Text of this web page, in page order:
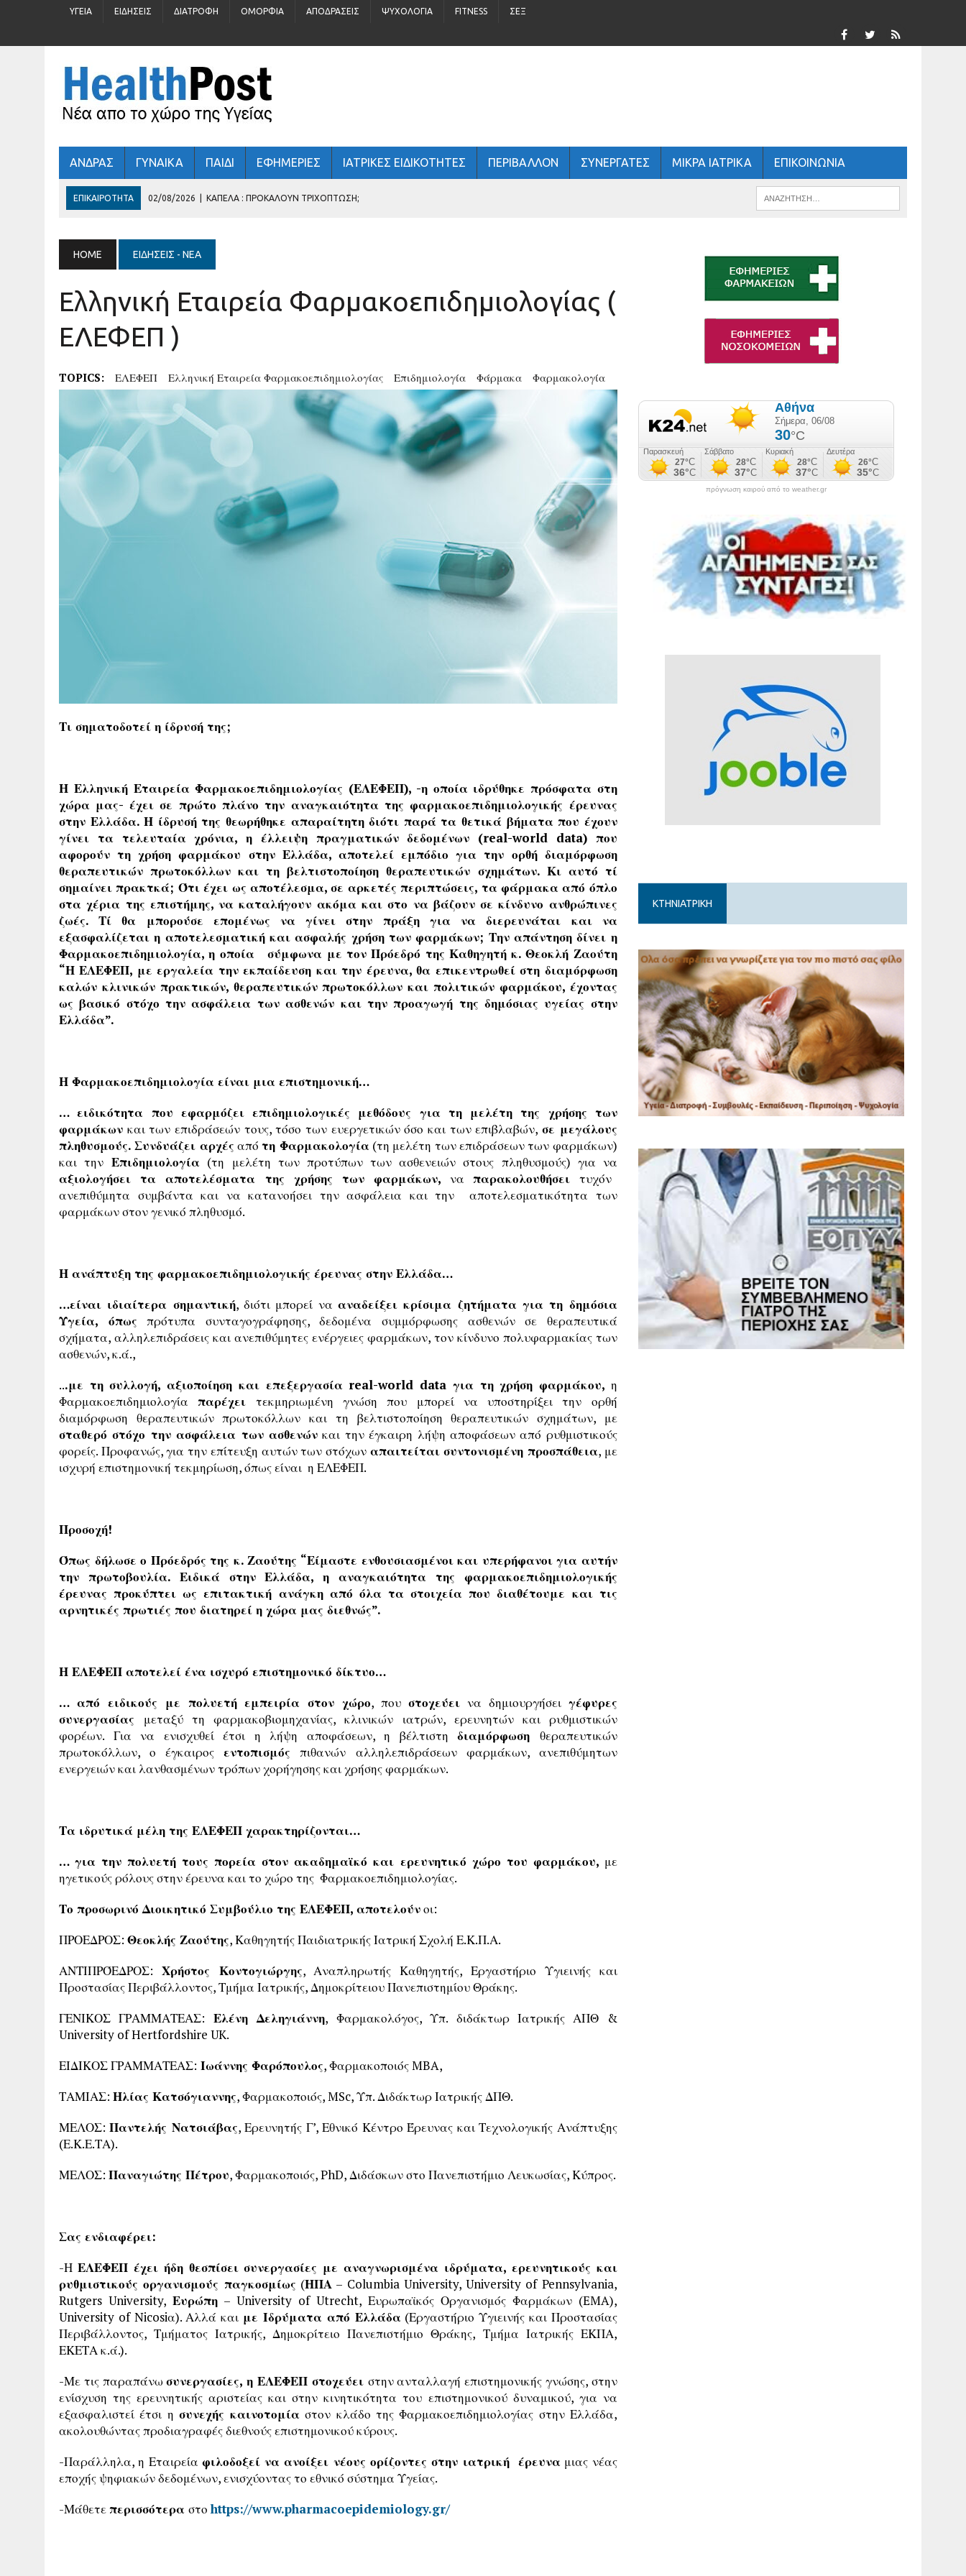
ΥΓΕΊΑ ΕΙΔΉΣΕΙΣ ΔΙΑΤΡΟΦΉ ΟΜΟΡΦΙΆ ΑΠΟΔΡΆΣΕΙΣ ΨΥΧΟΛΟΓΊΑ FITNESS ΣΈΞ
ΑΝΔΡΑΣ ΓΥΝΑΙΚΑ ΠΑΙΔΙ ΕΦΗΜΕΡΙΕΣ ΙΑΤΡΙΚΕΣ ΕΙΔΙΚΟΤΗΤΕΣ ΠΕΡΙΒΆΛΛΟΝ ΣΥΝΕΡΓΑΤΕΣ ΜΙΚΡΑ ΙΑΤΡΙΚΑ ΕΠΙΚΟΙΝΩΝΙΑ
ΕΠΙΚΑΙΡΌΤΗΤΑ 31/07/2026 ΠΡΟΛΗΠΤΙΚΌΣ ΈΛΕΓΧΟΣ ΓΙΑ ΠΑΙΔΙΆ 5 – 16 ΕΤΏΝ
03/08/2026 | ΕΛΛΗΝΙΚΉ ΚΑΡΔΙΟΛΟΓΙΚΉ ΕΤΑΙΡΕΊΑ
02/08/2026 ΚΑΠΈΛΑ : ΠΡΟΚΑΛΟΎΝ ΤΡΙΧΌΠΤΩΣΗ;
HOME ΕΙΔΉΣΕΙΣ - ΝΈΑ
Ελληνική Εταιρεία Φαρμακοεπιδημιολογίας (
ΕΛΕΦΕΠ )
TOPICS: ΕΛΕΦΕΠ Ελληνική Εταιρεία Φαρμακοεπιδημιολογίας Επιδημιολογία Φάρμακα Φαρμακολογία
Τι σηματοδοτεί η ίδρυσή της;
Η Ελληνική Εταιρεία Φαρμακοεπιδημιολογίας (ΕΛΕΦΕΠ), -η οποία ιδρύθηκε πρόσφατα στη
χώρα μας- έχει σε πρώτο πλάνο την αναγκαιότητα της φαρμακοεπιδημιολογικής έρευνας
στην Ελλάδα. Η ίδρυσή της θεωρήθηκε απαραίτητη διότι παρά τα θετικά βήματα που έχουν
γίνει τα τελευταία χρόνια, η έλλειψη πραγματικών δεδομένων (real-world data) που
αφορούν τη χρήση φαρμάκου στην Ελλάδα, αποτελεί εμπόδιο για την ορθή διαμόρφωση
θεραπευτικών πρωτοκόλλων και τη βελτιστοποίηση θεραπευτικών σχημάτων. Κι αυτό τί
σημαίνει πρακτκά; Ότι έχει ως αποτέλεσμα, σε αρκετές περιπτώσεις, τα φάρμακα από όπλο
στα χέρια της επιστήμης, να καταλήγουν ακόμα και στο να βάζουν σε κίνδυνο ανθρώπινες
ζωές. Τί θα μπορούσε επομένως να γίνει στην πράξη για να διερευνάται και να
εξασφαλίζεται η αποτελεσματική και ασφαλής χρήση των φαρμάκων; Την απάντηση δίνει η
Φαρμακοεπιδημιολογία, η οποία σύμφωνα με τον Πρόεδρό της Καθηγητή κ. Θεοκλή Ζαούτη
“Η ΕΛΕΦΕΠ, με εργαλεία την εκπαίδευση και την έρευνα, θα επικεντρωθεί στη διαμόρφωση
καλών κλινικών πρακτικών, θεραπευτικών πρωτοκόλλων και πολιτικών φαρμάκου, έχοντας
ως βασικό στόχο την ασφάλεια των ασθενών και την προαγωγή της δημόσιας υγείας στην
Ελλάδα”.
Η Φαρμακοεπιδημιολογία είναι μια επιστημονική…
… ειδικότητα που εφαρμόζει επιδημιολογικές μεθόδους για τη μελέτη της χρήσης των
φαρμάκων και των επιδράσεών τους, τόσο των ευεργετικών όσο και των επιβλαβών,σε μεγάλους
πληθυσμούς. Συνδυάζει αρχές απότη Φαρμακολογία(τη μελέτη των επιδράσεων των φαρμάκων)
και την Επιδημιολογία (τη μελέτη των προτύπων των ασθενειών στους πληθυσμούς) για να
αξιολογήσει τα αποτελέσματα της χρήσης των φαρμάκων,ναπαρακολουθήσει τυχόν
ανεπιθύμητα συμβάντα και να κατανοήσει την ασφάλεια και την αποτελεσματικότητα των
φαρμάκων στον γενικό πληθυσμό.
Η ανάπτυξη της φαρμακοεπιδημιολογικής έρευνας στην Ελλάδα…
…είναι ιδιαίτερα σημαντική, διότι μπορεί νααναδείξει κρίσιμα ζητήματα για τη δημόσια
Υγεία, όπως πρότυπα συνταγογράφησης, δεδομένα συμμόρφωσης ασθενών σε θεραπευτικά
σχήματα, αλληλεπιδράσεις και ανεπιθύμητες ενέργειες φαρμάκων, τον κίνδυνο πολυφαρμακίας των
ασθενών, κ.ά.,
...με τη συλλογή, αξιοποίηση και επεξεργασία real-world data για τη χρήση φαρμάκου, η
Φαρμακοεπιδημιολογίαπαρέχει τεκμηριωμένη γνώση που μπορεί να υποστηρίξει την ορθή
διαμόρφωση θεραπευτικών πρωτοκόλλων και τη βελτιστοποίηση θεραπευτικών σχημάτων, με
σταθερό στόχο την ασφάλεια των ασθενών και την έγκαιρη λήψη αποφάσεων από ρυθμιστικούς
φορείς. Προφανώς, για την επίτευξη αυτών των στόχων απαιτείται συντονισμένη προσπάθεια, με
ισχυρή επιστημονική τεκμηρίωση, όπως είναι η ΕΛΕΦΕΠ.
Προσοχή!
Όπως δήλωσε ο Πρόεδρός της κ. Ζαούτης “Είμαστε ενθουσιασμένοι και υπερήφανοι για αυτήν
την πρωτοβουλία. Ειδικά στην Ελλάδα, η αναγκαιότητα της φαρμακοεπιδημιολογικής
έρευνας προκύπτει ως επιτακτική ανάγκη από όλα τα στοιχεία που διαθέτουμε και τις
αρνητικές πρωτιές που διατηρεί η χώρα μας διεθνώς”.
Η ΕΛΕΦΕΠ αποτελεί ένα ισχυρό επιστημονικό δίκτυο…
… από ειδικούς με πολυετή εμπειρία στον χώρο, πουστοχεύει να δημιουργήσει γέφυρες
συνεργασίας μεταξύ τη φαρμακοβιομηχανίας, κλινικών ιατρών, ερευνητών και ρυθμιστικών
φορέων. Για να ενισχυθεί έτσι η λήψη αποφάσεων, η βέλτιστηδιαμόρφωση θεραπευτικών
πρωτοκόλλων, ο έγκαιροςεντοπισμός πιθανών αλληλεπιδράσεων φαρμάκων, ανεπιθύμητων
ενεργειών και λανθασμένων τρόπων χορήγησης και χρήσης φαρμάκων.
Τα ιδρυτικά μέλη της ΕΛΕΦΕΠ χαρακτηρίζονται…
… για την πολυετή τους πορεία στον ακαδημαϊκό και ερευνητικό χώρο του φαρμάκου, με
ηγετικούς ρόλους στην έρευνα και το χώρο της Φαρμακοεπιδημιολογίας.
Το προσωρινό Διοικητικό Συμβούλιο της ΕΛΕΦΕΠ, αποτελούνοι:
ΠΡΟΕΔΡΟΣ: Θεοκλής Ζαούτης, Καθηγητής Παιδιατρικής Ιατρική Σχολή Ε.Κ.Π.Α.
ΑΝΤΙΠΡΌΕΔΡΟΣ: Χρήστος Κοντογιώργης, Αναπληρωτής Καθηγητής, Εργαστήριο Υγιεινής και
Προστασίας Περιβάλλοντος, Τμήμα Ιατρικής, Δημοκρίτειου Πανεπιστημίου Θράκης.
ΓΕΝΙΚΟΣ ΓΡΑΜΜΑΤΕΑΣ: Ελένη Δεληγιάννη, Φαρμακολόγος, Υπ. διδάκτωρ Ιατρικής ΑΠΘ &
University of Hertfordshire UK.
ΕΙΔΙΚΟΣ ΓΡΑΜΜΑΤΕΑΣ: Ιωάννης Φαρόπουλος, Φαρμακοποιός MBA,
ΤΑΜΙΑΣ: Ηλίας Κατσόγιαννης, Φαρμακοποιός, MSc, Υπ. Διδάκτωρ Ιατρικής ΔΠΘ.
ΜΕΛΟΣ:Παντελής Νατσιάβας, Ερευνητής Γ’, Εθνικό Κέντρο Έρευνας και Τεχνολογικής Ανάπτυξης
(Ε.Κ.Ε.ΤΑ).
ΜΕΛΟΣ: Παναγιώτης Πέτρου, Φαρμακοποιός, PhD, Διδάσκων στο Πανεπιστήμιο Λευκωσίας, Κύπρος.
Σας ενδιαφέρει:
-Η ΕΛΕΦΕΠ έχει ήδη θεσπίσει συνεργασίες με αναγνωρισμένα ιδρύματα, ερευνητικούς και
ρυθμιστικούς οργανισμούς παγκοσμίως (ΗΠΑ– Columbia University, University of Pennsylvania,
Rutgers University, Ευρώπη– University of Utrecht, Ευρωπαϊκός Οργανισμός Φαρμάκων (EMA),
University of Nicosiα). Αλλά και με Ιδρύματα από Ελλάδα(Εργαστήριο Υγιεινής και Προστασίας
Περιβάλλοντος, Τμήματος Ιατρικής, Δημοκρίτειο Πανεπιστήμιο Θράκης, Τμήμα Ιατρικής ΕΚΠΑ,
ΕΚΕΤΑ κ.ά.).
-Με τις παραπάνωσυνεργασίες, η ΕΛΕΦΕΠ στοχεύει στην ανταλλαγή επιστημονικής γνώσης, στην
ενίσχυση της ερευνητικής αριστείας και στην κινητικότητα του επιστημονικού δυναμικού, για να
εξασφαλιστεί έτσι η συνεχής καινοτομία στον κλάδο της Φαρμακοεπιδημιολογίας στην Ελλάδα,
ακολουθώντας προδιαγραφές διεθνούς επιστημονικού κύρους.
-Παράλληλα, η Εταιρεία φιλοδοξεί να ανοίξει νέους ορίζοντες στην ιατρική έρευνα μιας νέας
εποχής ψηφιακών δεδομένων, ενισχύοντας το εθνικό σύστημα Υγείας.
-Μάθετεπερισσότερα στοhttps://www.pharmacoepidemiology.gr/
πρόγνωση καιρού από το weather.gr
ΚΤΗΝΙΑΤΡΙΚΗ